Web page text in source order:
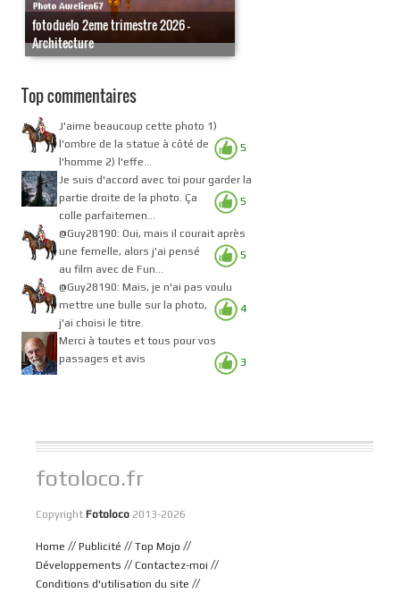
fotoduelo 2eme trimestre 2026 -
Architecture
Top commentaires
5
J'aime beaucoup cette photo 1)
l'ombre de la statue à côté de
l'homme 2) l'effe...
5
Je suis d'accord avec toi pour garder la
partie droite de la photo. Ça
colle parfaitemen...
5
@Guy28190: Oui, mais il courait après
une femelle, alors j'ai pensé
au film avec de Fun...
4
@Guy28190: Mais, je n'ai pas voulu
mettre une bulle sur la photo,
j'ai choisi le titre.
3
Merci à toutes et tous pour vos
passages et avis
fotoloco.fr
Copyright Fotoloco 2013-2026
Home // Publicité // Top Mojo //
Développements // Contactez-moi //
Conditions d'utilisation du site //